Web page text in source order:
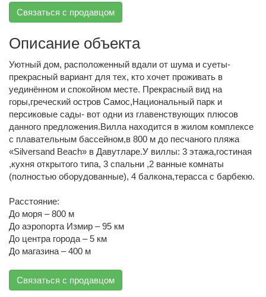
Связаться с продавцом
Описание объекта
Уютный дом, расположенный вдали от шума и суеты-
прекрасный вариант для тех, кто хочет проживать в
уединённом и спокойном месте. Прекрасный вид на
горы,греческий остров Самос,Национальный парк и
персиковые сады- вот одни из главенствующих плюсов
данного предложения.Вилла находится в жилом комплексе
с плавательным бассейном,в 800 м до песчаного пляжа
«Silversand Beach» в Давутларе.У виллы: 3 этажа,гостиная
,кухня открытого типа, 3 спальни ,2 ванные комнаты
(полностью оборудованные), 4 балкона,терасса с барбекю.
Расстояние:
До моря – 800 м
До аэропорта Измир – 95 км
До центра города – 5 км
До магазина – 400 м
Связаться с продавцом